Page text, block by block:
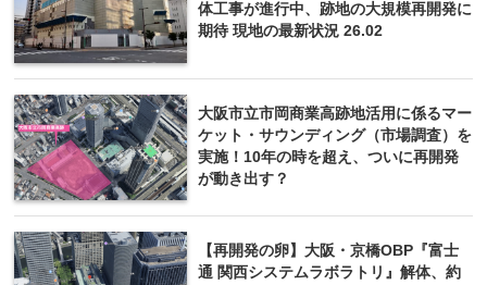
体工事が進行中、跡地の大規模再開発に
期待 現地の最新状況 26.02
大阪市立市岡商業高跡地活用に係るマー
ケット・サウンディング（市場調査）を
実施！10年の時を超え、ついに再開発
が動き出す？
【再開発の卵】大阪・京橋OBP『富士
通 関西システムラボラトリ』解体、約